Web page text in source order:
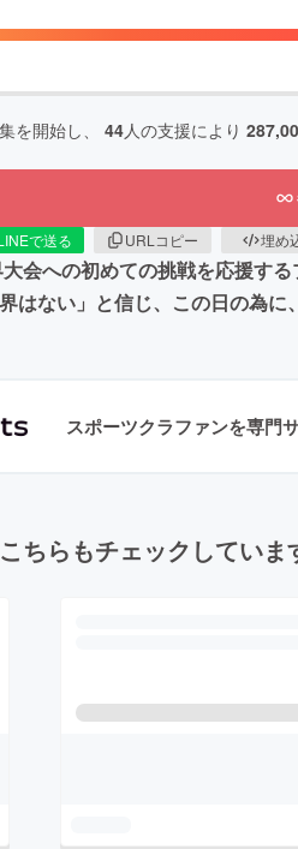
を開始し、 44人の支援により
で送る URLコピー 埋め
会への初めての挑戦を応援す
はない」と信じ、この日の為
スポーツクラファンを専門
ちらもチェックしていま